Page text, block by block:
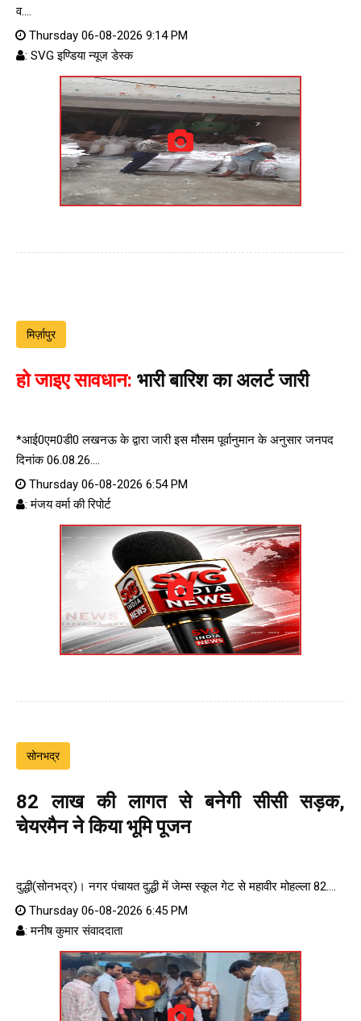
व....
Thursday 06-08-2026 9:14 PM
: SVG इण्डिया न्यूज डेस्क
मिर्ज़ापुर
हो जाइए सावधान: भारी बारिश का अलर्ट जारी
*आई0एम0डी0 लखनऊ के द्वारा जारी इस मौसम पूर्वानुमान के अनुसार जनपद
दिनांक 06.08.26....
Thursday 06-08-2026 6:54 PM
: मंजय वर्मा की रिपोर्ट
सोनभद्र
82 लाख की लागत से बनेगी सीसी सड़क,
चेयरमैन ने किया भूमि पूजन
दुद्धी(सोनभद्र)। नगर पंचायत दुद्धी में जेम्स स्कूल गेट से महावीर मोहल्ला 82....
Thursday 06-08-2026 6:45 PM
: मनीष कुमार संवाददाता